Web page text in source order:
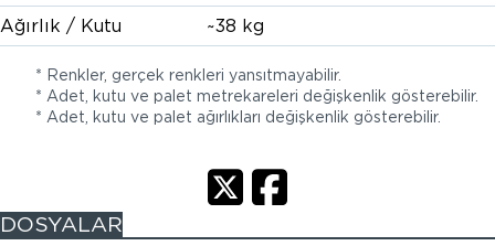
Ağırlık / Kutu
~38 kg
* Renkler, gerçek renkleri yansıtmayabilir.
* Adet, kutu ve palet metrekareleri değişkenlik gösterebilir.
* Adet, kutu ve palet ağırlıkları değişkenlik gösterebilir.
DOSYALAR